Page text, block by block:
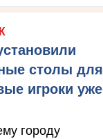
столы
игроки
городу